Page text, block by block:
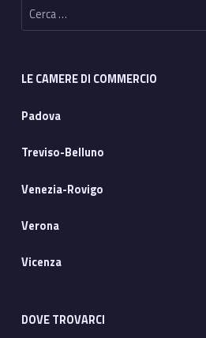
LE CAMERE DI COMMERCIO
Padova
Treviso-Belluno
Venezia-Rovigo
Verona
Vicenza
DOVE TROVARCI